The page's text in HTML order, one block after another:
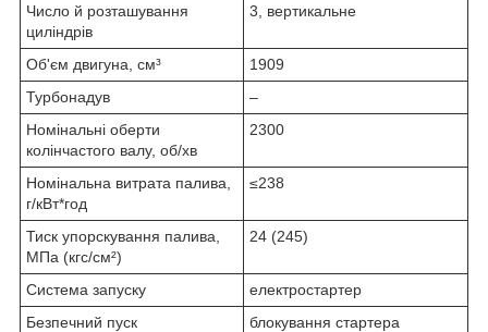
Число й розташування
циліндрів
3, вертикальне
Об'єм двигуна, см³
1909
Турбонадув
–
Номінальні оберти
колінчастого валу, об/хв
2300
Номінальна витрата палива,
г/кВт*год
≤238
Тиск упорскування палива,
МПа (кгс/см²)
24 (245)
Система запуску
електростартер
Безпечний пуск
блокування стартера